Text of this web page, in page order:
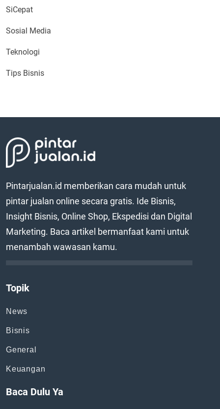
SiCepat
Sosial Media
Teknologi
Tips Bisnis
Pintarjualan.id memberikan cara mudah untuk
pintar jualan online secara gratis. Ide Bisnis,
Insight Bisnis, Online Shop, Ekspedisi dan Digital
Marketing. Baca artikel bermanfaat kami untuk
menambah wawasan kamu.
Topik
News
Bisnis
General
Keuangan
Baca Dulu Ya